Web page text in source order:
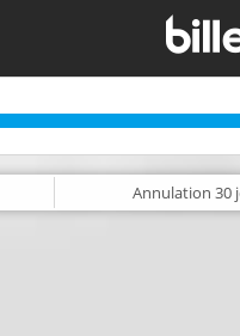
Annulation 30